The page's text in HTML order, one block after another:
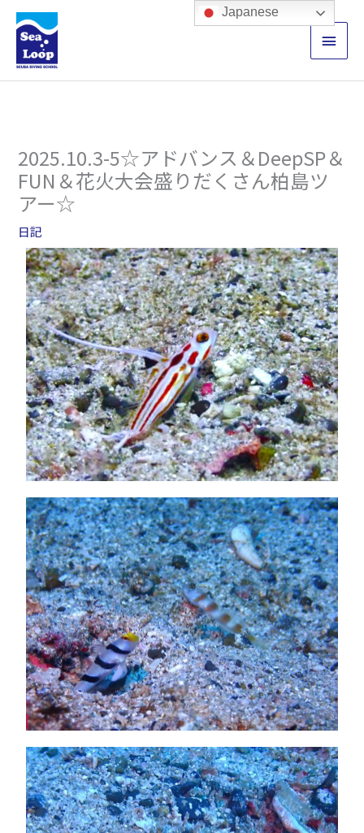
キ
メ
イ
ン
ニ
ュ
2025.10.3-5☆アドバンス＆DeepSP＆
FUN＆花火大会盛りだくさん柏島ツ
アー☆
日記
Japanese